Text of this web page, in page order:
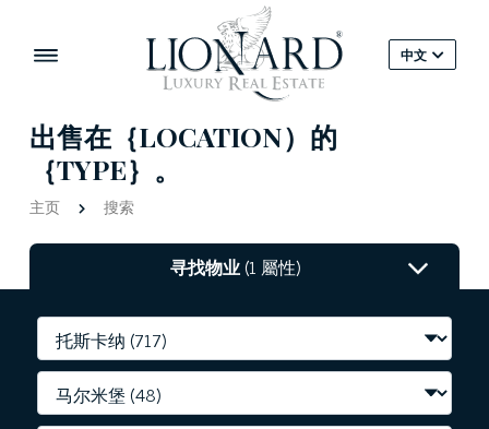
中文
出售在｛LOCATION）的
｛TYPE｝。
主页 搜索
寻找物业(1 屬性)